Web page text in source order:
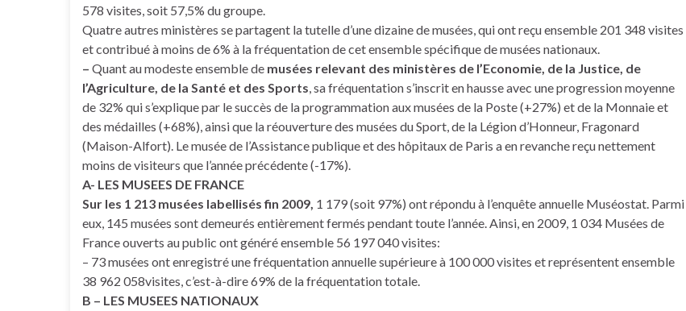
578 visites, soit 57,5% du groupe.
Quatre autres ministères se partagent la tutelle d’une dizaine de musées, qui ont reçu ensemble 201 348 visites
et contribué à moins de 6% à la fréquentation de cet ensemble spécifique de musées nationaux.
– Quant au modeste ensemble de musées relevant des ministères de l’Economie, de la Justice, de
l’Agriculture, de la Santé et des Sports, sa fréquentation s’inscrit en hausse avec une progression moyenne
de 32% qui s’explique par le succès de la programmation aux musées de la Poste (+27%) et de la Monnaie et
des médailles (+68%), ainsi que la réouverture des musées du Sport, de la Légion d’Honneur, Fragonard
(Maison-Alfort). Le musée de l’Assistance publique et des hôpitaux de Paris a en revanche reçu nettement
moins de visiteurs que l’année précédente (-17%).
A- LES MUSEES DE FRANCE
Sur les 1 213 musées labellisés fin 2009, 1 179 (soit 97%) ont répondu à l’enquête annuelle Muséostat. Parmi
eux, 145 musées sont demeurés entièrement fermés pendant toute l’année. Ainsi, en 2009, 1 034 Musées de
France ouverts au public ont généré ensemble 56 197 040 visites:
– 73 musées ont enregistré une fréquentation annuelle supérieure à 100 000 visites et représentent ensemble
38 962 058visites, c’est-à-dire 69% de la fréquentation totale.
B – LES MUSEES NATIONAUX